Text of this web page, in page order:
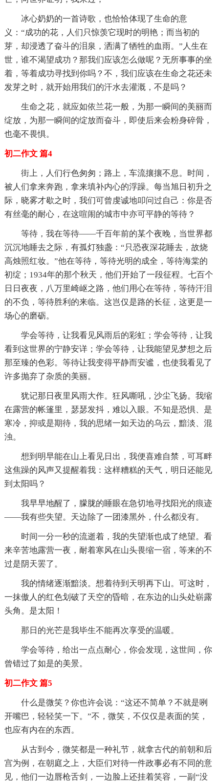
冰心奶奶的一首诗歌，也恰恰体现了生命的意
义：“成功的花，人们只惊羡它现时的明艳；而当初的
芽，却浸透了奋斗的泪泉，洒满了牺牲的血雨。”人生在
世，谁不渴望成功？那我们应该怎么做呢？无所事事的坐
着，等着成功寻找到你吗？不，我们应该在生命之花还未
发芽之时，就开始用我们的汗水去灌溉，不是吗？
生命之花，就应如依兰花一般，为那一瞬间的美丽而
绽放，为那一瞬间的绽放而奋斗，即使后来会粉身碎骨，
也毫不畏惧。
初二作文 篇4
街上，人们行色匆匆；路上，车流攘攘不息。时间，
被人们拿来奔跑，拿来填补内心的浮躁。每当旭日初升之
际，晓雾才歇之时，我们可曾虔诚地叩问过自己：你是否
有丝毫的耐心，在这喧闹的城市中亦可平静的等待？
等待，我在等待——千百年前的某个夜晚，当世界都
沉沉地睡去之际，有孤灯独盏：“只恐夜深花睡去，故烧
高烛照红妆。”他在等待，等待光明的成全，等待海棠的
初绽；1934年的那个秋天，他们开始了一段征程。七百个
日日夜夜，八万里崎岖之路，他们用心在等待，等待汗泪
的不负，等待胜利的来临。这岂仅是路的长征，这更是一
场心的磨砺。
学会等待，让我看见风雨后的彩虹；学会等待，让我
看到这世界的宁静安详；学会等待，让我能望见梦想之后
那至臻的色彩。等待让我变得平静而安谧，也使我看见了
许多抛弃了杂质的美丽。
犹记那日夜里风雨大作。狂风嘶吼，沙尘飞扬。我缩
在露营的帐篷里，瑟瑟发抖，难以入眼。不知是恐惧、是
寒冷，抑或是期待，我的思绪一如天边的乌云，黯淡、混
浊。
想到明早能在山上看见日出，我便喜难自禁，可耳畔
这焦躁的风声又提醒着我：这样糟糕的天气，明日还能见
到太阳吗？
我早早地醒了，朦胧的睡眼在急切地寻找阳光的痕迹
——我有些失望。天边除了一团漆黑外，什么都没有。
时间一分一秒的流逝着，我的失望渐也成了绝望。看
来辛苦地露营一夜，耐着寒风在山头畏缩一宿，等来的不
过是阴天罢了。
我的情绪逐渐黯淡。想着待到天明再下山。可这时，
一抹傲人的红色划破了天空的昏暗，在东边的山头处崭露
头角。是太阳！
那日的光芒是我毕生不能再次享受的温暖。
学会等待，给出一点点耐心，你会发现，这世间，你
曾错过了如是的美景。
初二作文 篇5
什么是微笑？你也许会说：“这还不简单？不就是咧
开嘴巴，轻轻笑一下。”不，微笑，不仅仅是表面的笑，
也应有内在的东西。
从古到今，微笑都是一种礼节，就拿古代的前朝和后
宫为例，在朝庭之上，大臣们对待一件政事必有不同的意
见，他们一边唇枪舌剑，一边脸上还挂着笑容，一副“没